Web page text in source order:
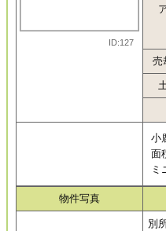
ID:127
売
小
面
ミ
物件写真
別